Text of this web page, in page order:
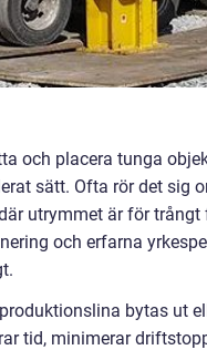
och placera tunga
sätt. Ofta rör det sig
utrymmet är för
och erfarna
bytas ut
tid, minimerar